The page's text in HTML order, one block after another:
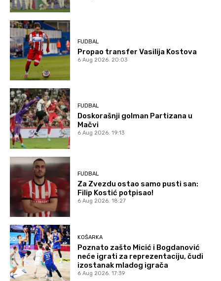
FUDBAL
Propao transfer Vasilija Kostova
6 Aug 2026. 20:03
FUDBAL
Doskorašnji golman Partizana u
Mačvi
6 Aug 2026. 19:13
FUDBAL
Za Zvezdu ostao samo pusti san:
Filip Kostić potpisao!
6 Aug 2026. 18:27
KOŠARKA
Poznato zašto Micić i Bogdanović
neće igrati za reprezentaciju, čudi
izostanak mladog igrača
6 Aug 2026. 17:39